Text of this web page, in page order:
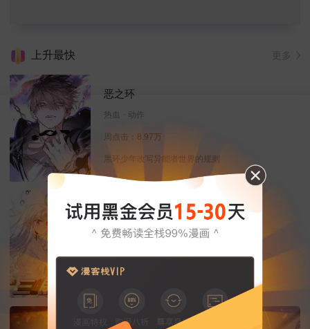
上升最快
恶之环
热血 动作
周点击： 8.97万
黑环少年改写异能者世界的规则
三眼哮天录
恋爱 热血 玄幻
天神下凡来除妖